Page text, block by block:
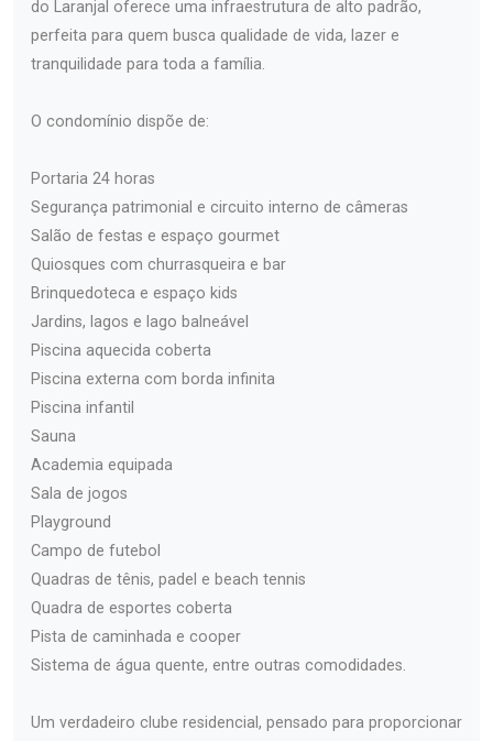
do Laranjal oferece uma infraestrutura de alto padrão,
perfeita para quem busca qualidade de vida, lazer e
tranquilidade para toda a família.
O condomínio dispõe de:
Portaria 24 horas
Segurança patrimonial e circuito interno de câmeras
Salão de festas e espaço gourmet
Quiosques com churrasqueira e bar
Brinquedoteca e espaço kids
Jardins, lagos e lago balneável
Piscina aquecida coberta
Piscina externa com borda infinita
Piscina infantil
Sauna
Academia equipada
Sala de jogos
Playground
Campo de futebol
Quadras de tênis, padel e beach tennis
Quadra de esportes coberta
Pista de caminhada e cooper
Sistema de água quente, entre outras comodidades.
Um verdadeiro clube residencial, pensado para proporcionar